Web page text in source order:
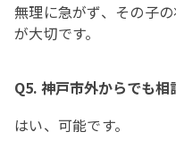
無理に急がず、その子
が大切です。
Q5. 神戸市外からでも相
はい、可能です。